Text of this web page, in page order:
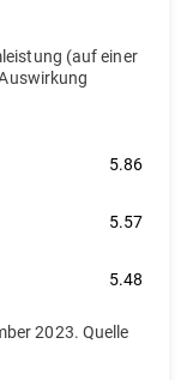
(auf einer
5.86
5.57
5.48
2023. Quelle